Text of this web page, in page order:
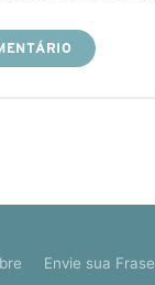
Envie sua Frase